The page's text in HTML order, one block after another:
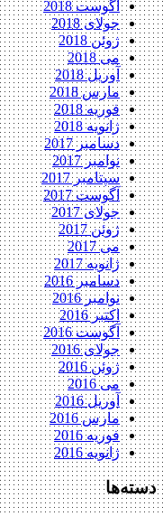
آگوست 2018
جولای 2018
ژوئن 2018
می 2018
آوریل 2018
مارس 2018
فوریه 2018
ژانویه 2018
دسامبر 2017
نوامبر 2017
سپتامبر 2017
آگوست 2017
جولای 2017
ژوئن 2017
می 2017
ژانویه 2017
دسامبر 2016
نوامبر 2016
اکتبر 2016
آگوست 2016
جولای 2016
ژوئن 2016
می 2016
آوریل 2016
مارس 2016
فوریه 2016
ژانویه 2016
دسته‌ها